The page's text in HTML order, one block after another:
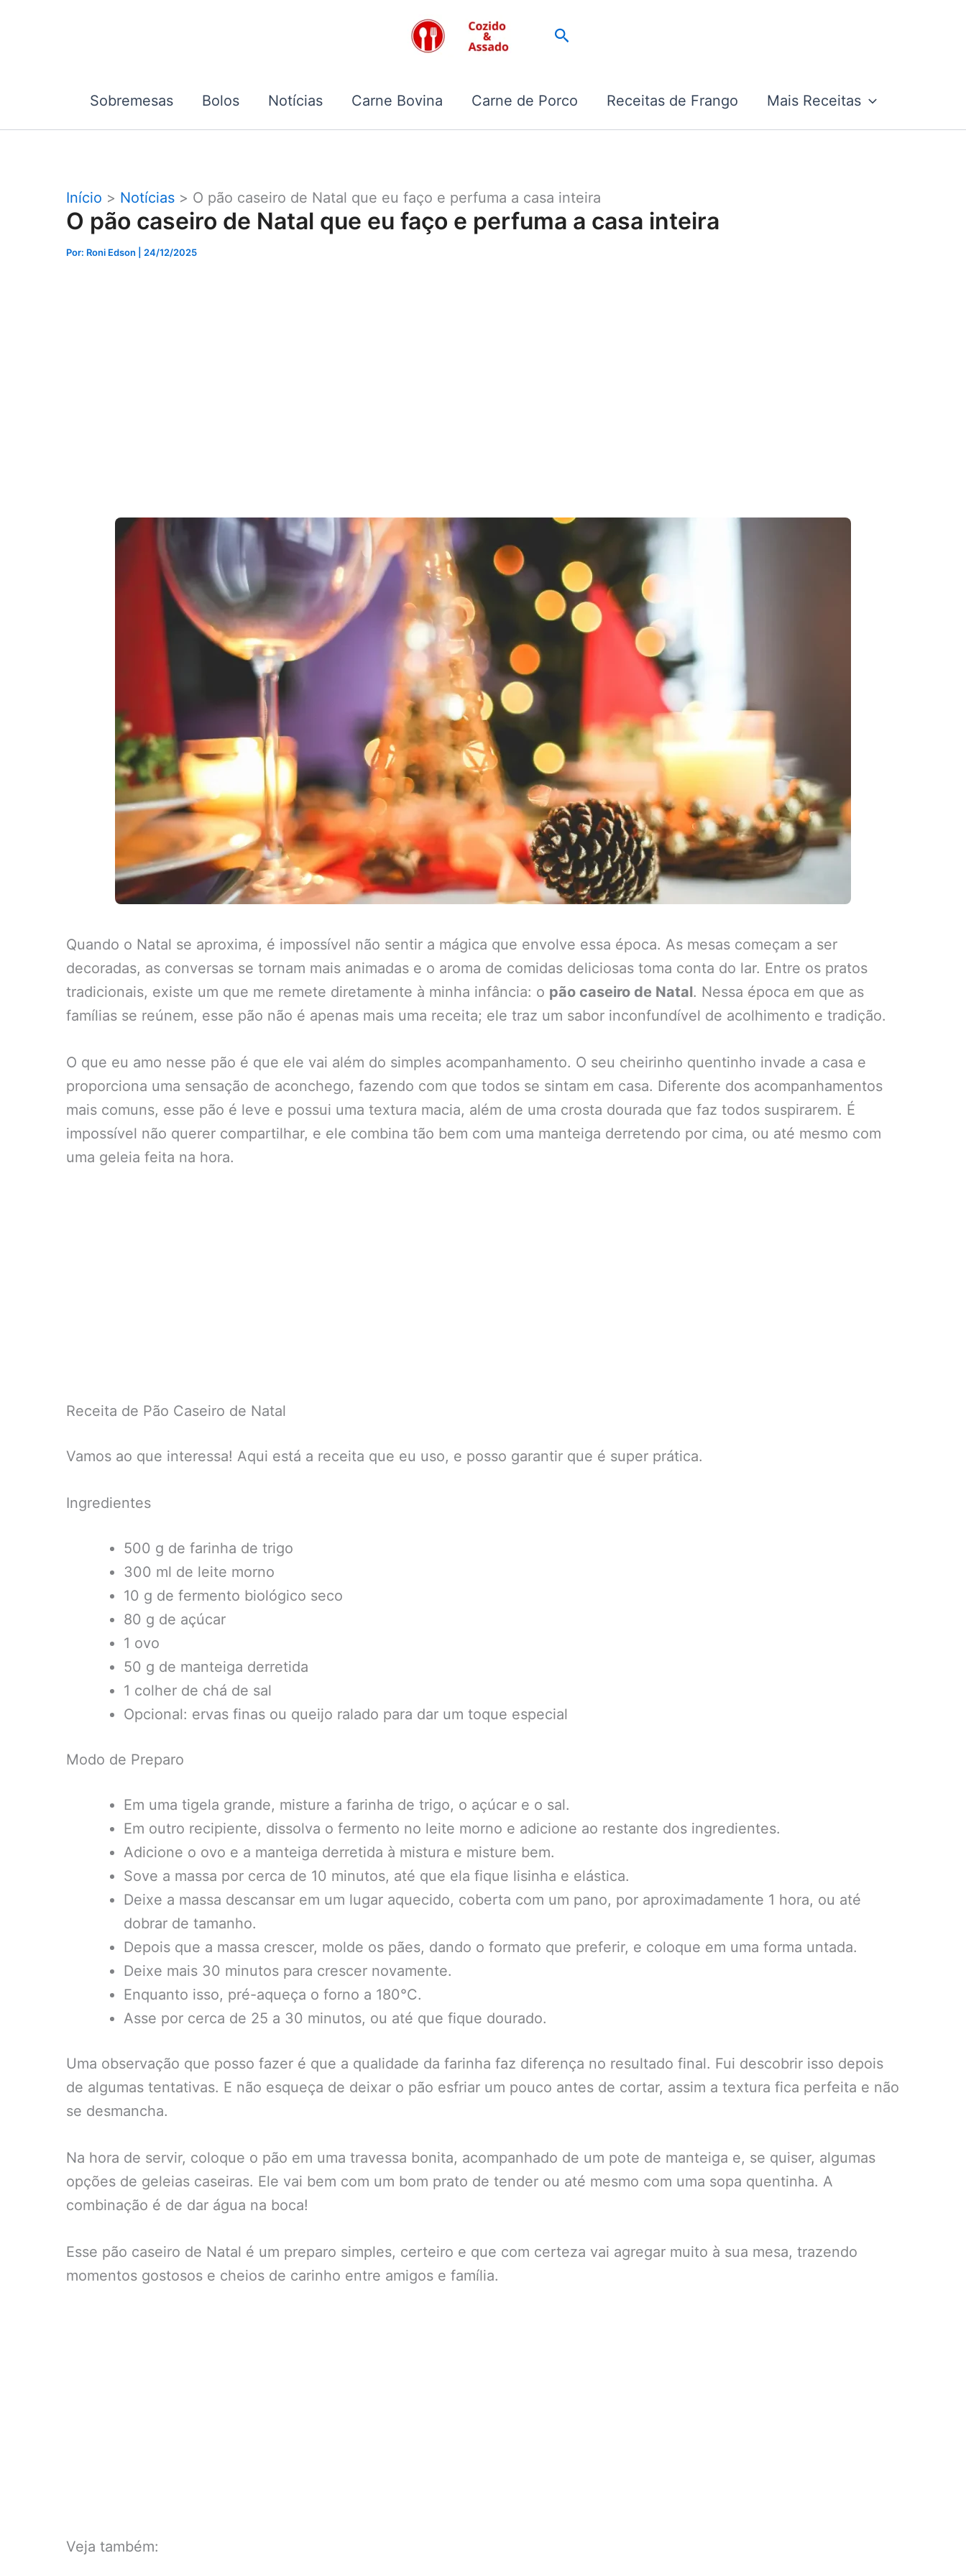
Pesquisar
Sobremesas Bolos Notícias Carne Bovina Carne de Porco Receitas de Frango Mais Receitas
Início Notícias O pão caseiro de Natal que eu faço e perfuma a casa inteira
O pão caseiro de Natal que eu faço e perfuma a casa inteira
Por: Roni Edson | 24/12/2025
Quando o Natal se aproxima, é impossível não sentir a mágica que envolve essa época. As mesas começam a ser
decoradas, as conversas se tornam mais animadas e o aroma de comidas deliciosas toma conta do lar. Entre os pratos
tradicionais, existe um que me remete diretamente à minha infância: o pão caseiro de Natal. Nessa época em que as
famílias se reúnem, esse pão não é apenas mais uma receita; ele traz um sabor inconfundível de acolhimento e tradição.
O que eu amo nesse pão é que ele vai além do simples acompanhamento. O seu cheirinho quentinho invade a casa e
proporciona uma sensação de aconchego, fazendo com que todos se sintam em casa. Diferente dos acompanhamentos
mais comuns, esse pão é leve e possui uma textura macia, além de uma crosta dourada que faz todos suspirarem. É
impossível não querer compartilhar, e ele combina tão bem com uma manteiga derretendo por cima, ou até mesmo com
uma geleia feita na hora.
Receita de Pão Caseiro de Natal
Vamos ao que interessa! Aqui está a receita que eu uso, e posso garantir que é super prática.
Ingredientes
500 g de farinha de trigo
300 ml de leite morno
10 g de fermento biológico seco
80 g de açúcar
1 ovo
50 g de manteiga derretida
1 colher de chá de sal
Opcional: ervas finas ou queijo ralado para dar um toque especial
Modo de Preparo
Em uma tigela grande, misture a farinha de trigo, o açúcar e o sal.
Em outro recipiente, dissolva o fermento no leite morno e adicione ao restante dos ingredientes.
Adicione o ovo e a manteiga derretida à mistura e misture bem.
Sove a massa por cerca de 10 minutos, até que ela fique lisinha e elástica.
Deixe a massa descansar em um lugar aquecido, coberta com um pano, por aproximadamente 1 hora, ou até
dobrar de tamanho.
Depois que a massa crescer, molde os pães, dando o formato que preferir, e coloque em uma forma untada.
Deixe mais 30 minutos para crescer novamente.
Enquanto isso, pré-aqueça o forno a 180°C.
Asse por cerca de 25 a 30 minutos, ou até que fique dourado.
Uma observação que posso fazer é que a qualidade da farinha faz diferença no resultado final. Fui descobrir isso depois
de algumas tentativas. E não esqueça de deixar o pão esfriar um pouco antes de cortar, assim a textura fica perfeita e não
se desmancha.
Na hora de servir, coloque o pão em uma travessa bonita, acompanhado de um pote de manteiga e, se quiser, algumas
opções de geleias caseiras. Ele vai bem com um bom prato de tender ou até mesmo com uma sopa quentinha. A
combinação é de dar água na boca!
Esse pão caseiro de Natal é um preparo simples, certeiro e que com certeza vai agregar muito à sua mesa, trazendo
momentos gostosos e cheios de carinho entre amigos e família.
Veja também: